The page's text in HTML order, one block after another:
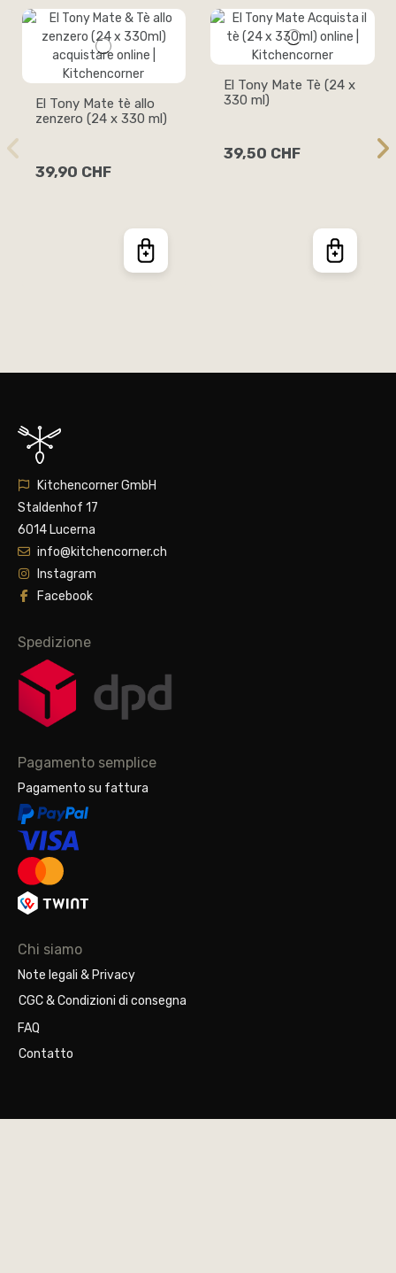
El Tony Mate tè allo
zenzero (24 x 330 ml)
39,90 CHF
El Tony Mate Tè (24 x
330 ml)
39,50 CHF
Kitchencorner GmbH
Staldenhof 17
6014 Lucerna
info@kitchencorner.ch
Instagram
Facebook
Spedizione
Pagamento semplice
Pagamento su fattura
Chi siamo
Note legali & Privacy
CGC & Condizioni di consegna
FAQ
Contatto